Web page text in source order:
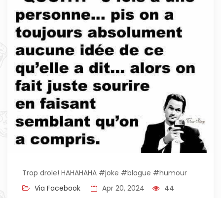
Trop drole! HAHAHAHA #joke #blague #humour
Via Facebook
Apr 20, 2024
44